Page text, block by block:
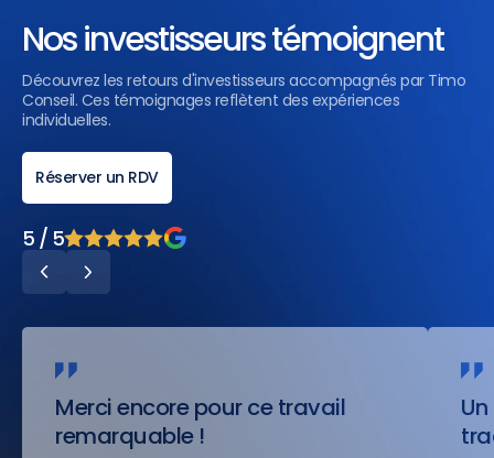
Nos investisseurs témoignent
Découvrez les retours d'investisseurs accompagnés par Timo
Conseil. Ces témoignages reflètent des expériences
individuelles.
Réserver un RDV
5 / 5
Merci encore pour ce travail
remarquable !